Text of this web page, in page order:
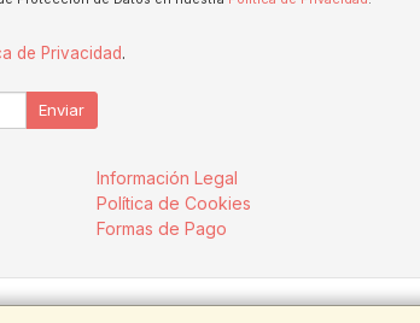
de Privacidad.
Enviar
Información Legal
Política de Cookies
Formas de Pago